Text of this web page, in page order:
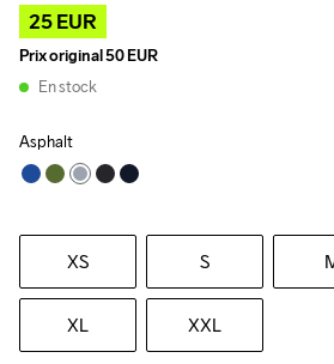
25 EUR
Prix original50 EUR
En stock
Asphalt
XS S
XL XXL